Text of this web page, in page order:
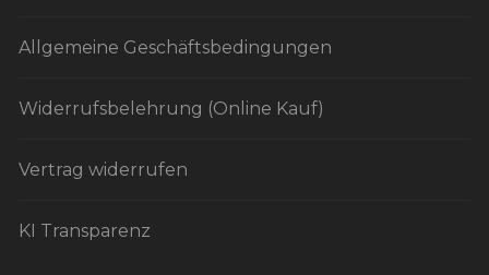
Allgemeine Geschäftsbedingungen
Widerrufsbelehrung (Online Kauf)
Vertrag widerrufen
KI Transparenz